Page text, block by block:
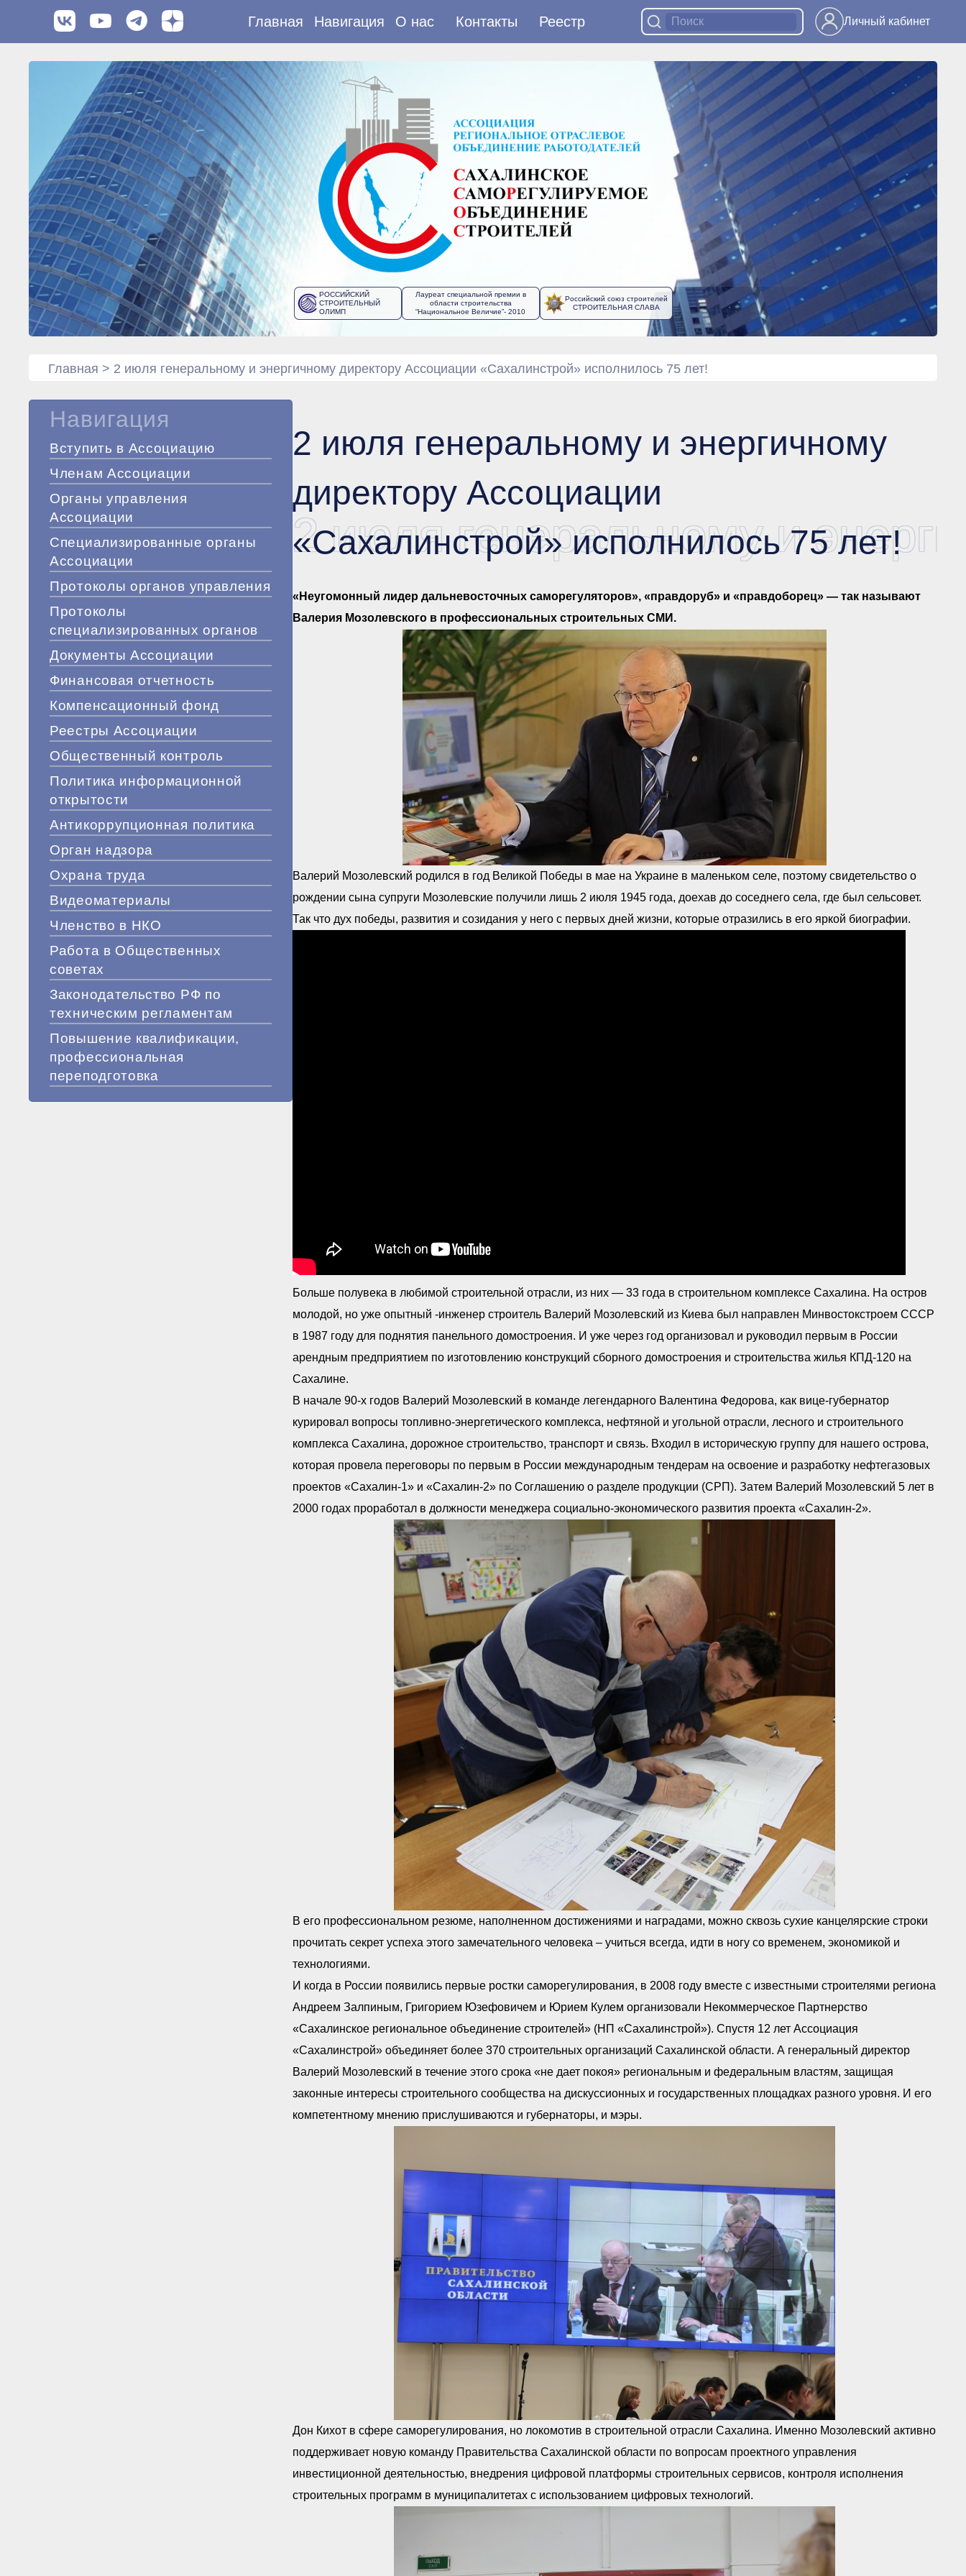
Главная Навигация О нас Контакты Реестр Личный кабинет
РОССИЙСКИЙ
СТРОИТЕЛЬНЫЙ
ОЛИМП
Лауреат специальной премии в
области строительства
“Национальное Величие”- 2010
Российский союз строителей
СТРОИТЕЛЬНАЯ СЛАВА
Главная > 2 июля генеральному и энергичному директору Ассоциации «Сахалинстрой» исполнилось 75 лет!
Навигация
Вступить в Ассоциацию
Членам Ассоциации
Органы управления
Ассоциации
Специализированные органы
Ассоциации
Протоколы органов управления
Протоколы
специализированных органов
Документы Ассоциации
Финансовая отчетность
Компенсационный фонд
Реестры Ассоциации
Общественный контроль
Политика информационной
открытости
Антикоррупционная политика
Орган надзора
Охрана труда
Видеоматериалы
Членство в НКО
Работа в Общественных
советах
Законодательство РФ по
техническим регламентам
Повышение квалификации,
профессиональная
переподготовка
2 июля генеральному и энергичному
директору Ассоциации
«Сахалинстрой» исполнилось 75 лет!
2 июля генеральному и
«Неугомонный лидер дальневосточных саморегуляторов», «правдоруб» и «правдоборец» — так называют
Валерия Мозолевского в профессиональных строительных СМИ.
Валерий Мозолевский родился в год Великой Победы в мае на Украине в маленьком селе, поэтому свидетельство о
рождении сына супруги Мозолевские получили лишь 2 июля 1945 года, доехав до соседнего села, где был сельсовет.
Так что дух победы, развития и созидания у него с первых дней жизни, которые отразились в его яркой биографии.
Больше полувека в любимой строительной отрасли, из них — 33 года в строительном комплексе Сахалина. На остров
молодой, но уже опытный -инженер строитель Валерий Мозолевский из Киева был направлен Минвостокстроем СССР
в 1987 году для поднятия панельного домостроения. И уже через год организовал и руководил первым в России
арендным предприятием по изготовлению конструкций сборного домостроения и строительства жилья КПД-120 на
Сахалине.
В начале 90-х годов Валерий Мозолевский в команде легендарного Валентина Федорова, как вице-губернатор
курировал вопросы топливно-энергетического комплекса, нефтяной и угольной отрасли, лесного и строительного
комплекса Сахалина, дорожное строительство, транспорт и связь. Входил в историческую группу для нашего острова,
которая провела переговоры по первым в России международным тендерам на освоение и разработку нефтегазовых
проектов «Сахалин-1» и «Сахалин-2» по Соглашению о разделе продукции (СРП). Затем Валерий Мозолевский 5 лет в
2000 годах проработал в должности менеджера социально-экономического развития проекта «Сахалин-2».
В его профессиональном резюме, наполненном достижениями и наградами, можно сквозь сухие канцелярские строки
прочитать секрет успеха этого замечательного человека – учиться всегда, идти в ногу со временем, экономикой и
технологиями.
И когда в России появились первые ростки саморегулирования, в 2008 году вместе с известными строителями региона
Андреем Залпиным, Григорием Юзефовичем и Юрием Кулем организовали Некоммерческое Партнерство
«Сахалинское региональное объединение строителей» (НП «Сахалинстрой»). Спустя 12 лет Ассоциация
«Сахалинстрой» объединяет более 370 строительных организаций Сахалинской области. А генеральный директор
Валерий Мозолевский в течение этого срока «не дает покоя» региональным и федеральным властям, защищая
законные интересы строительного сообщества на дискуссионных и государственных площадках разного уровня. И его
компетентному мнению прислушиваются и губернаторы, и мэры.
Дон Кихот в сфере саморегулирования, но локомотив в строительной отрасли Сахалина. Именно Мозолевский активно
поддерживает новую команду Правительства Сахалинской области по вопросам проектного управления
инвестиционной деятельностью, внедрения цифровой платформы строительных сервисов, контроля исполнения
строительных программ в муниципалитетах с использованием цифровых технологий.